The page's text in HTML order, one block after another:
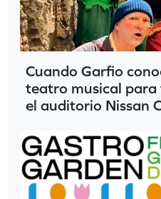
Cuando Garfio
teatro musical para
el auditorio Nissan